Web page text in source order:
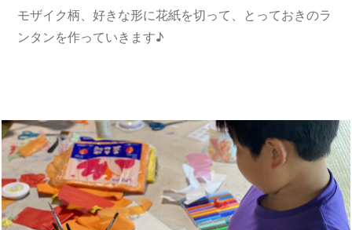
モザイク柄、好きな形に花紙を切って、とっておきのラ
ンタンを作っていきます♪